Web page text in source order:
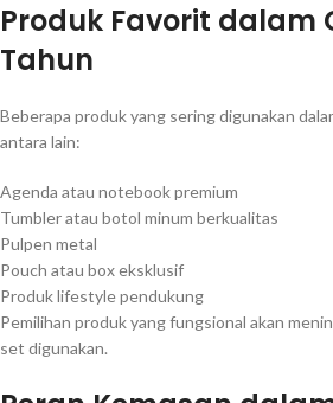
Produk Favorit dalam
Tahun
Beberapa produk yang sering digunakan
antara lain:
Agenda atau notebook premium
Tumbler atau botol minum berkualitas
Pulpen metal
Pouch atau box eksklusif
Produk lifestyle pendukung
Pemilihan produk yang fungsional akan
set digunakan.